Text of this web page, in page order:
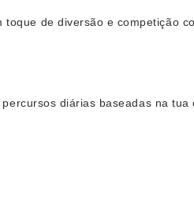
de diversão e competição
diárias baseadas na